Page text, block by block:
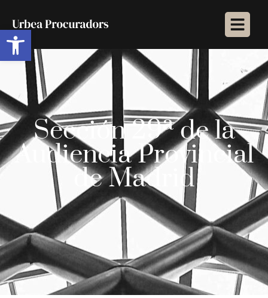
Abrir barra de herramientas
Sección 29ª de la
Audiencia Provincial
de Madrid